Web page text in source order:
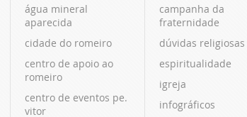
água mineral
aparecida
cidade do romeiro
centro de apoio ao
romeiro
centro de eventos pe.
vitor
campanha da
fraternidade
dúvidas religiosas
espiritualidade
igreja
infográficos